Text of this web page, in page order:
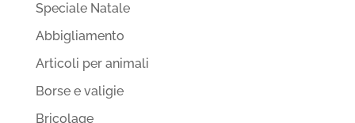
Speciale Natale
Abbigliamento
Articoli per animali
Borse e valigie
Bricolage